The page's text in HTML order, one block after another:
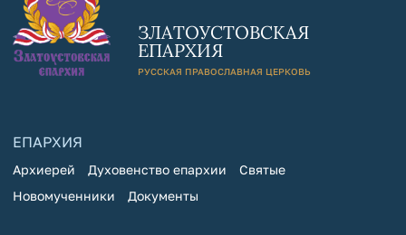
ЗЛАТОУСТОВСКАЯ
ЕПАРХИЯ
РУССКАЯ ПРАВОСЛАВНАЯ ЦЕРКОВЬ
ЕПАРХИЯ
Архиерей Духовенство епархии
Святые
Новомученники
Документы